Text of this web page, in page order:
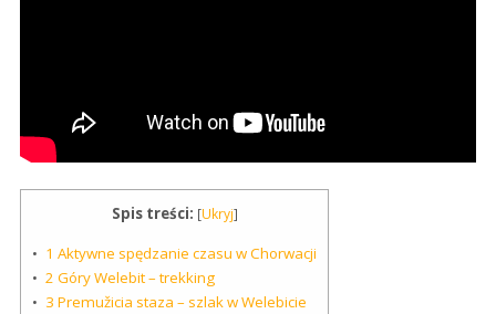
Spis treści: [Ukryj]
1 Aktywne spędzanie czasu w Chorwacji
2 Góry Welebit – trekking
3 Premužicia staza – szlak w Welebicie